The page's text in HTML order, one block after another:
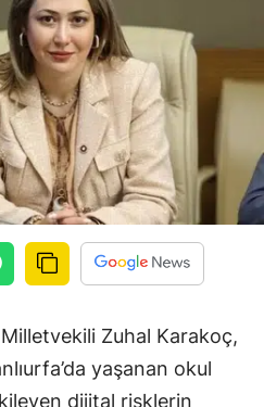
Zuhal Karakoç,
yaşanan okul
dijital risklerin